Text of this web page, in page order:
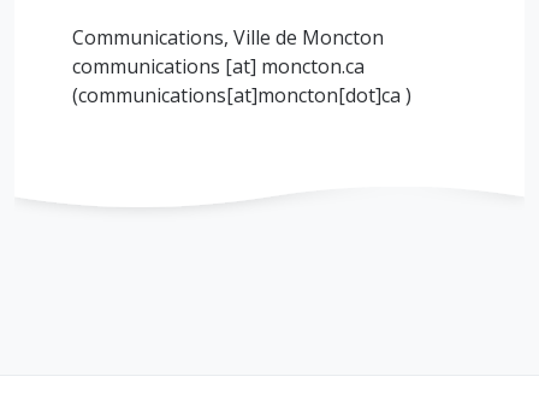
Communications, Ville de Moncton
communications [at] moncton.ca
(communications[at]moncton[dot]ca )